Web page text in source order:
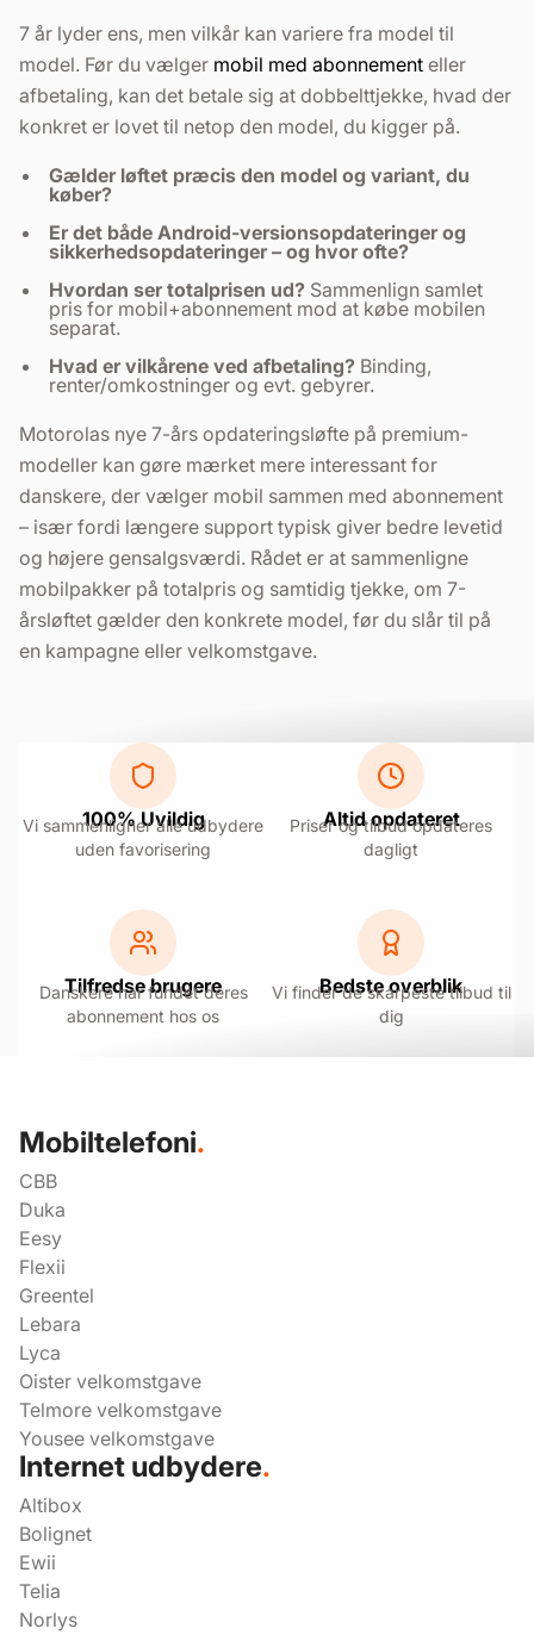
7 år lyder ens, men vilkår kan variere fra model til
model. Før du vælger mobil med abonnement eller
afbetaling, kan det betale sig at dobbelttjekke, hvad der
konkret er lovet til netop den model, du kigger på.
Gælder løftet præcis den model og variant, du
køber?
Er det både Android-versionsopdateringer og
sikkerhedsopdateringer – og hvor ofte?
Hvordan ser totalprisen ud? Sammenlign samlet
pris for mobil+abonnement mod at købe mobilen
separat.
Hvad er vilkårene ved afbetaling? Binding,
renter/omkostninger og evt. gebyrer.
Motorolas nye 7-års opdateringsløfte på premium-
modeller kan gøre mærket mere interessant for
danskere, der vælger mobil sammen med abonnement
– især fordi længere support typisk giver bedre levetid
og højere gensalgsværdi. Rådet er at sammenligne
mobilpakker på totalpris og samtidig tjekke, om 7-
årsløftet gælder den konkrete model, før du slår til på
en kampagne eller velkomstgave.
100% Uvildig
Vi sammenligner alle udbydere
uden favorisering
Altid opdateret
Priser og tilbud opdateres
dagligt
Tilfredse brugere
Danskere har fundet deres
abonnement hos os
Bedste overblik
Vi finder de skarpeste tilbud til
dig
Mobiltelefoni.
CBB
Duka
Eesy
Flexii
Greentel
Lebara
Lyca
Oister velkomstgave
Telmore velkomstgave
Yousee velkomstgave
Internet udbydere.
Altibox
Bolignet
Ewii
Telia
Norlys